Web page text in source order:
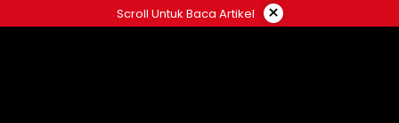
ke
Scroll Untuk Baca Artikel ×